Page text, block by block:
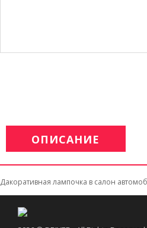
ОПИСАНИЕ
Дакоративная лампочка в салон